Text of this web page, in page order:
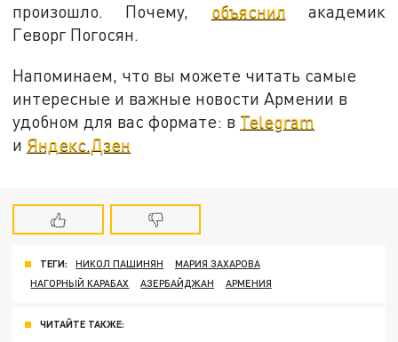
произошло. Почему, объяснил академик
Геворг Погосян.
Напоминаем, что вы можете читать самые
интересные и важные новости Армении в
удобном для вас формате: в Telegram
и Яндекс.Дзен
ТЕГИ: НИКОЛ ПАШИНЯН
МАРИЯ ЗАХАРОВА
НАГОРНЫЙ КАРАБАХ
АЗЕРБАЙДЖАН АРМЕНИЯ
ЧИТАЙТЕ ТАКЖЕ: